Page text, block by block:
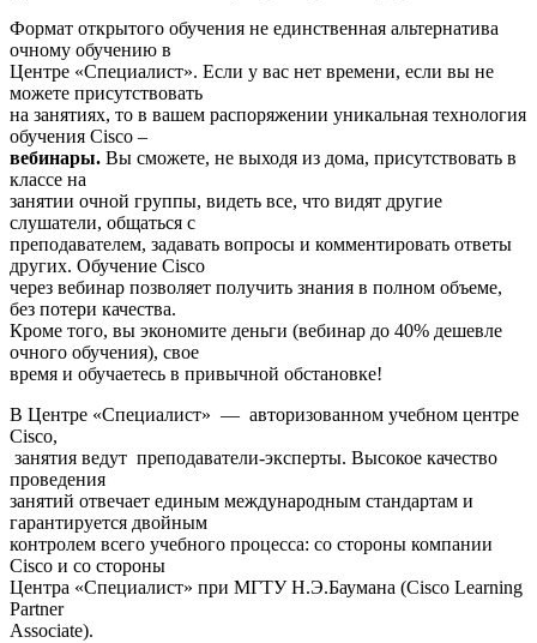
Формат открытого обучения не единственная альтернатива
очному обучению в
Центре «Специалист». Если у вас нет времени, если вы не
можете присутствовать
на занятиях, то в вашем распоряжении уникальная технология
обучения Cisco –
вебинары. Вы сможете, не выходя из дома, присутствовать в
классе на
занятии очной группы, видеть все, что видят другие
слушатели, общаться с
преподавателем, задавать вопросы и комментировать ответы
других. Обучение Cisco
через вебинар позволяет получить знания в полном объеме,
без потери качества.
Кроме того, вы экономите деньги (вебинар до 40% дешевле
очного обучения), свое
время и обучаетесь в привычной обстановке!
В Центре «Специалист» — авторизованном учебном центре
Cisco,
занятия ведут преподаватели-эксперты. Высокое качество
проведения
занятий отвечает единым международным стандартам и
гарантируется двойным
контролем всего учебного процесса: со стороны компании
Cisco и со стороны
Центра «Специалист» при МГТУ Н.Э.Баумана (Cisco Learning
Partner
Associate).